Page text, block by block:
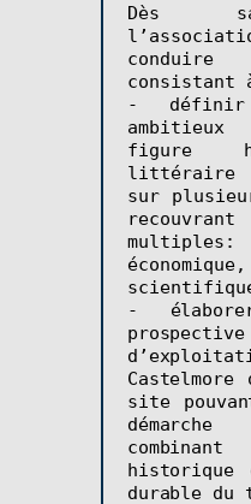
Dès
consistant
- définir
figure
littéraire de
sur
-
Castelmore
site
historique
durable